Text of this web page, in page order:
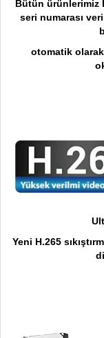
Bütün ürünlerimiz
seri numarası
otomatik
Yeni H.265